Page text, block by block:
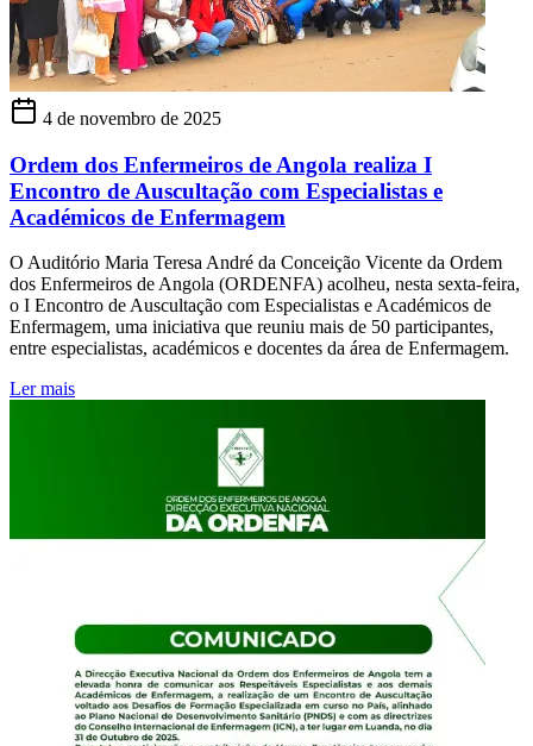
4 de novembro de 2025
Ordem dos Enfermeiros de Angola realiza I
Encontro de Auscultação com Especialistas e
Académicos de Enfermagem
O Auditório Maria Teresa André da Conceição Vicente da Ordem
dos Enfermeiros de Angola (ORDENFA) acolheu, nesta sexta-feira,
o I Encontro de Auscultação com Especialistas e Académicos de
Enfermagem, uma iniciativa que reuniu mais de 50 participantes,
entre especialistas, académicos e docentes da área de Enfermagem.
Ler mais